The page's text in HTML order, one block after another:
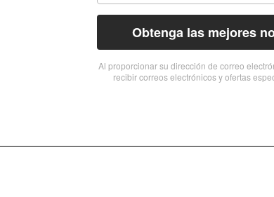
Obtenga las mejores
Al proporcionar su dirección de correo
recibir correos electrónicos y ofertas